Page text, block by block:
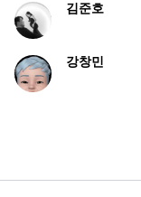
김준호
강창민